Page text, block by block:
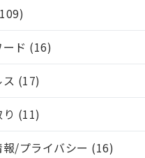
ード (16)
ス (17)
り (11)
報/プライバシー (16)